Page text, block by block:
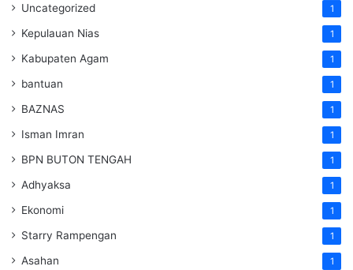
Uncategorized 1
Kepulauan Nias 1
Kabupaten Agam 1
bantuan 1
BAZNAS 1
Isman Imran 1
BPN BUTON TENGAH 1
Adhyaksa 1
Ekonomi 1
Starry Rampengan 1
Asahan 1